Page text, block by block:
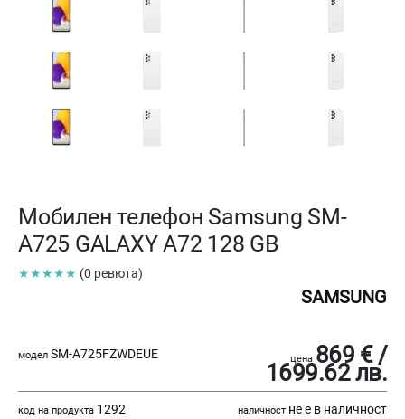
Мобилен телефон Samsung SM-
A725 GALAXY A72 128 GB
★★★★★ (0 ревюта)
SAMSUNG
модел SM-A725FZWDEUE цена 869 € /
1699.62 лв.
код на продукта 1292 наличност не е в наличност